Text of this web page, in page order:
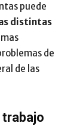
puede
distintas
de
de las